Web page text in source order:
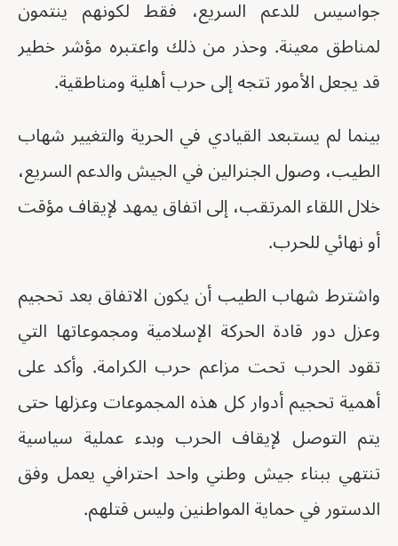
جواسيس للدعم السريع، فقط لكونهم ينتمون
لمناطق معينة. وحذر من ذلك واعتبره مؤشر خطير
قد يجعل الأمور تتجه إلى حرب أهلية ومناطقية.
بينما لم يستبعد القيادي في الحرية والتغيير شهاب
الطيب، وصول الجنرالين في الجيش والدعم السريع،
خلال اللقاء المرتقب، إلى اتفاق يمهد لإيقاف مؤقت
أو نهائي للحرب.
واشترط شهاب الطيب أن يكون الاتفاق بعد تحجيم
وعزل دور قادة الحركة الإسلامية ومجموعاتها التي
تقود الحرب تحت مزاعم حرب الكرامة. وأكد على
أهمية تحجيم أدوار كل هذه المجموعات وعزلها حتى
يتم التوصل لإيقاف الحرب وبدء عملية سياسية
تنتهي ببناء جيش وطني واحد احترافي يعمل وفق
الدستور في حماية المواطنين وليس قتلهم.